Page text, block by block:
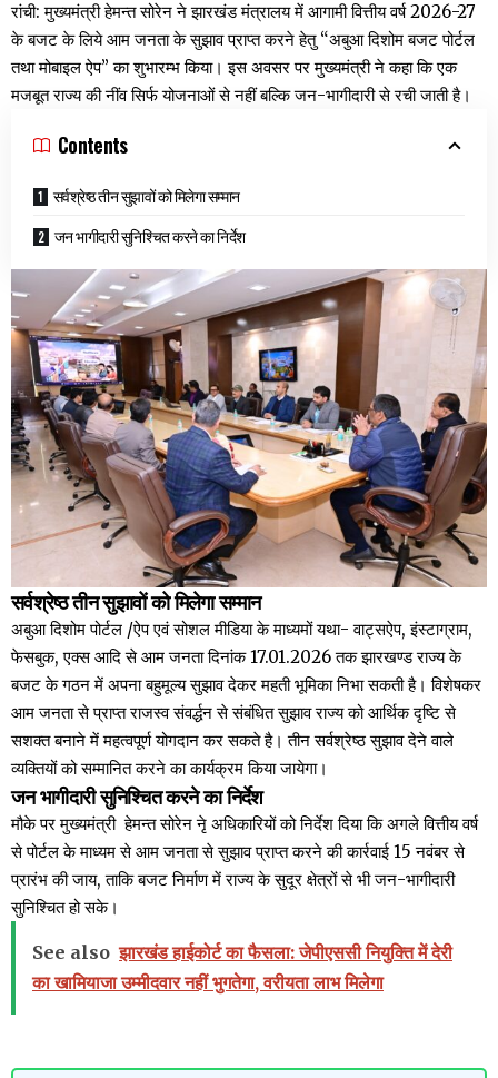
रांची: मुख्यमंत्री हेमन्त सोरेन ने झारखंड मंत्रालय में आगामी वित्तीय वर्ष 2026-27
के बजट के लिये आम जनता के सुझाव प्राप्त करने हेतु “अबुआ दिशोम बजट पोर्टल
तथा मोबाइल ऐप” का शुभारम्भ किया। इस अवसर पर मुख्यमंत्री ने कहा कि एक
मजबूत राज्य की नींव सिर्फ योजनाओं से नहीं बल्कि जन-भागीदारी से रची जाती है।
Contents
सर्वश्रेष्ठ तीन सुझावों को मिलेगा सम्मान
जन भागीदारी सुनिश्चित करने का निर्देश
सर्वश्रेष्ठ तीन सुझावों को मिलेगा सम्मान
अबुआ दिशोम पोर्टल /ऐप एवं सोशल मीडिया के माध्यमों यथा- वाट्सऐप, इंस्टाग्राम,
फेसबुक, एक्स आदि से आम जनता दिनांक 17.01.2026 तक झारखण्ड राज्य के
बजट के गठन में अपना बहुमूल्य सुझाव देकर महती भूमिका निभा सकती है। विशेषकर
आम जनता से प्राप्त राजस्व संवर्द्धन से संबंधित सुझाव राज्य को आर्थिक दृष्टि से
सशक्त बनाने में महत्वपूर्ण योगदान कर सकते है। तीन सर्वश्रेष्ठ सुझाव देने वाले
व्यक्तियों को सम्मानित करने का कार्यक्रम किया जायेगा।
जन भागीदारी सुनिश्चित करने का निर्देश
मौके पर मुख्यमंत्री हेमन्त सोरेन नेृ अधिकारियों को निर्देश दिया कि अगले वित्तीय वर्ष
से पोर्टल के माध्यम से आम जनता से सुझाव प्राप्त करने की कार्रवाई 15 नवंबर से
प्रारंभ की जाय, ताकि बजट निर्माण में राज्य के सुदूर क्षेत्रों से भी जन-भागीदारी
सुनिश्चित हो सके।
See also झारखंड हाईकोर्ट का फैसला: जेपीएससी नियुक्ति में देरी
का खामियाजा उम्मीदवार नहीं भुगतेगा, वरीयता लाभ मिलेगा